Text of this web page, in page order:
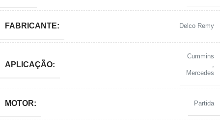
FABRICANTE: Delco Remy
APLICAÇÃO:
Cummins
Mercedes
MOTOR: Partida